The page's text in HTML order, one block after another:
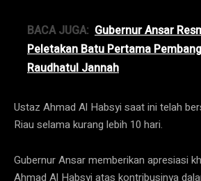
BACA JUGA: Gubernur Ansar
Peletakan Batu Pertama
Raudhatul Jannah
Ustaz Ahmad Al Habsyi saat ini telah
Riau selama kurang lebih 10 hari.
Gubernur Ansar memberikan apresiasi
Ahmad Al Habsyi atas kontribusinya